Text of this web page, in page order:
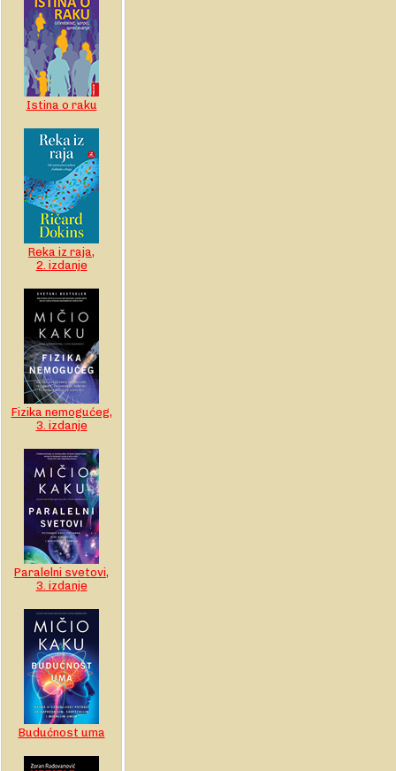
Istina o raku
Reka iz raja,
2. izdanje
Fizika nemogućeg,
3. izdanje
Paralelni svetovi,
3. izdanje
Budućnost uma